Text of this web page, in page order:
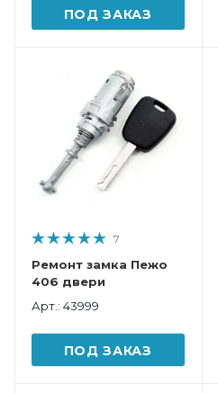
ПОД ЗАКАЗ
7
Ремонт замка Пежо
406 двери
Арт.: 43999
ПОД ЗАКАЗ